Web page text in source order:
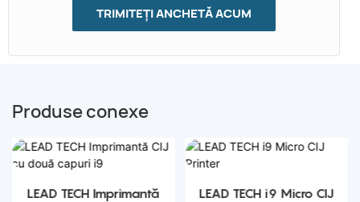
TRIMITEȚI ANCHETĂ ACUM
Produse conexe
LEAD TECH Imprimantă
LEAD TECH i9 Micro CIJ